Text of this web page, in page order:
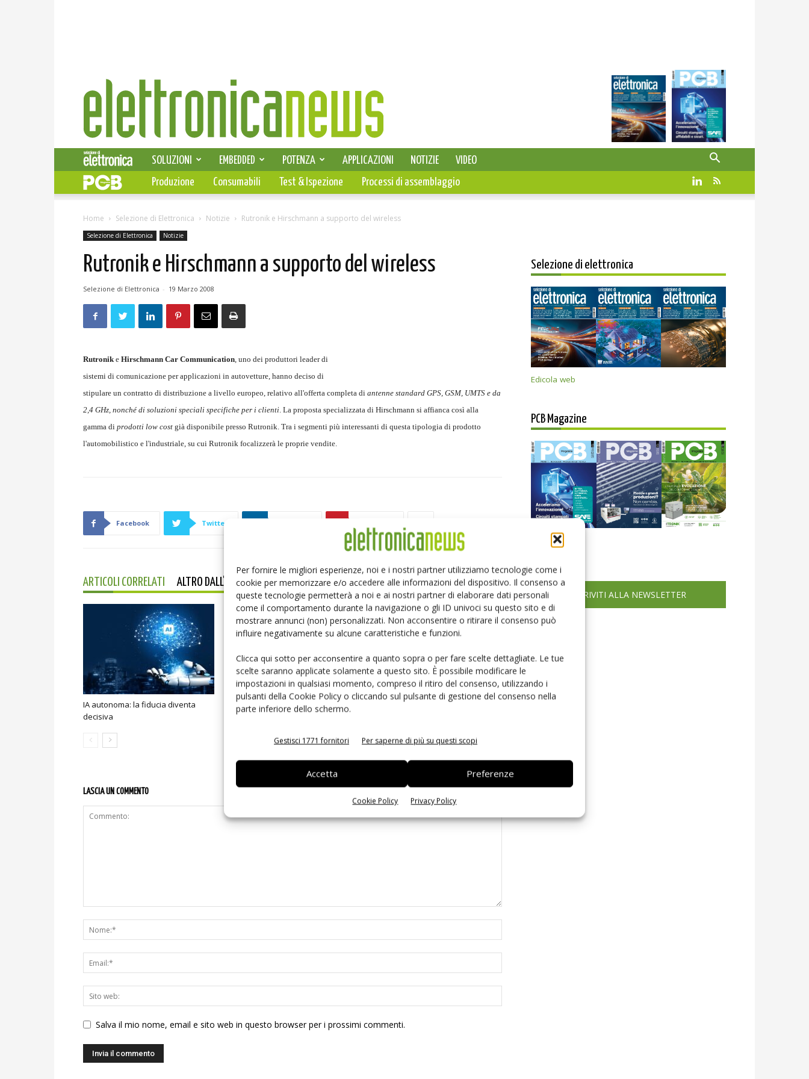
Per fornire le migliori esperienze, noi e i nostri partner utilizziamo tecnologie come i
cookie per memorizzare e/o accedere alle informazioni del dispositivo. Il consenso a
queste tecnologie permetterà a noi e ai nostri partner di elaborare dati personali
come il comportamento durante la navigazione o gli ID univoci su questo sito e di
mostrare annunci (non) personalizzati. Non acconsentire o ritirare il consenso può
influire negativamente su alcune caratteristiche e funzioni.
Clicca qui sotto per acconsentire a quanto sopra o per fare scelte dettagliate. Le tue
scelte saranno applicate solamente a questo sito. È possibile modificare le
impostazioni in qualsiasi momento, compreso il ritiro del consenso, utilizzando i
pulsanti della Cookie Policy o cliccando sul pulsante di gestione del consenso nella
parte inferiore dello schermo.
Gestisci 1771 fornitori Per saperne di più su questi scopi
Accetta Preferenze
Cookie Policy Privacy Policy
Elettronica
News
SELEZIONE DI ELETTRONICA
SOLUZIONI EMBEDDED POTENZA APPLICAZIONI NOTIZIE
VIDEO
PCB
Produzione Consumabili Test & Ispezione Processi di assemblaggio
Home Selezione di Elettronica Notizie Rutronik e Hirschmann a supporto del wireless
Selezione di Elettronica Notizie
Rutronik e Hirschmann a supporto del wireless
Selezione di Elettronica - 19 Marzo 2008
Rutronik e Hirschmann Car Communication, uno dei produttori leader di
sistemi di comunicazione per applicazioni in autovetture, hanno deciso di
stipulare un contratto di distribuzione a livello europeo, relativo all'offerta completa di antenne standard GPS, GSM, UMTS e da
2,4 GHz, nonché di soluzioni speciali specifiche per i clienti. La proposta specializzata di Hirschmann si affianca così alla
gamma di prodotti low cost già disponibile presso Rutronik. Tra i segmenti più interessanti di questa tipologia di prodotto
l'automobilistico e l'industriale, su cui Rutronik focalizzerà le proprie vendite.
Facebook Twitter
ARTICOLI CORRELATI ALTRO DALL'AUTORE
IA autonoma: la fiducia diventa
decisiva
Smart home: la sfida passa da
sicurezza e interoperabilità
Siemens e NVIDIA insieme sull’IA
LASCIA UN COMMENTO
Salva il mio nome, email e sito web in questo browser per i prossimi commenti.
Selezione di elettronica
Edicola web
PCB Magazine
Edicola web
ISCRIVITI ALLA NEWSLETTER